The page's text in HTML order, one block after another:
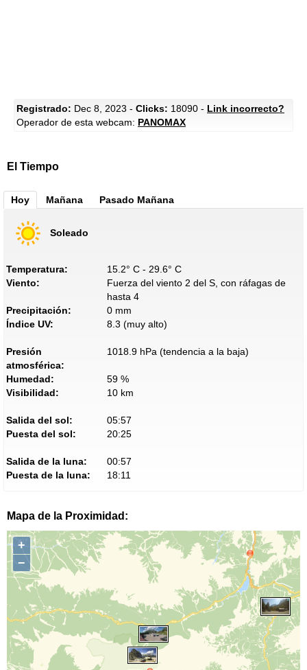
Registrado: Dec 8, 2023 - Clicks: 18090 - Link incorrecto?
Operador de esta webcam: PANOMAX
El Tiempo
Hoy Mañana Pasado Mañana
Soleado
Temperatura:
15.2° C - 29.6° C
Viento:
Fuerza del viento 2 del S, con ráfagas de
hasta 4
Precipitación:
0 mm
Índice UV:
8.3 (muy alto)
Presión
atmosférica:
1018.9 hPa (tendencia a la baja)
Humedad:
59 %
Visibilidad:
10 km
Salida del sol:
05:57
Puesta del sol:
20:25
Salida de la luna:
00:57
Puesta de la luna:
18:11
Mapa de la Proximidad:
+
−